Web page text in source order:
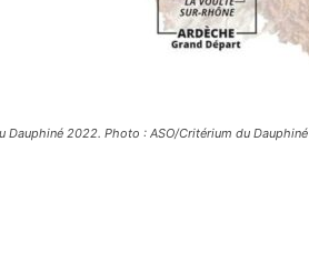
Dauphiné 2022. Photo : ASO/Critérium du Dauphiné